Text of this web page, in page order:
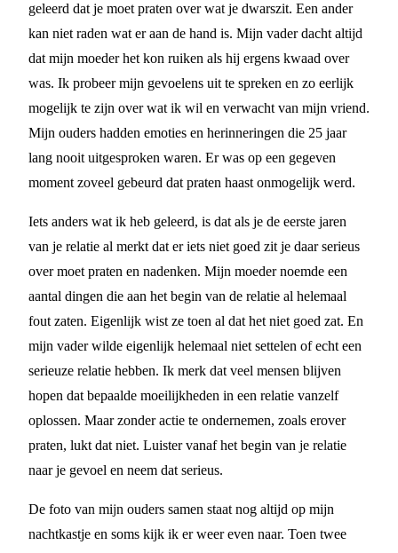
geleerd dat je moet praten over wat je dwarszit. Een ander
kan niet raden wat er aan de hand is. Mijn vader dacht altijd
dat mijn moeder het kon ruiken als hij ergens kwaad over
was. Ik probeer mijn gevoelens uit te spreken en zo eerlijk
mogelijk te zijn over wat ik wil en verwacht van mijn vriend.
Mijn ouders hadden emoties en herinneringen die 25 jaar
lang nooit uitgesproken waren. Er was op een gegeven
moment zoveel gebeurd dat praten haast onmogelijk werd.
Iets anders wat ik heb geleerd, is dat als je de eerste jaren
van je relatie al merkt dat er iets niet goed zit je daar serieus
over moet praten en nadenken. Mijn moeder noemde een
aantal dingen die aan het begin van de relatie al helemaal
fout zaten. Eigenlijk wist ze toen al dat het niet goed zat. En
mijn vader wilde eigenlijk helemaal niet settelen of echt een
serieuze relatie hebben. Ik merk dat veel mensen blijven
hopen dat bepaalde moeilijkheden in een relatie vanzelf
oplossen. Maar zonder actie te ondernemen, zoals erover
praten, lukt dat niet. Luister vanaf het begin van je relatie
naar je gevoel en neem dat serieus.
De foto van mijn ouders samen staat nog altijd op mijn
nachtkastje en soms kijk ik er weer even naar. Toen twee